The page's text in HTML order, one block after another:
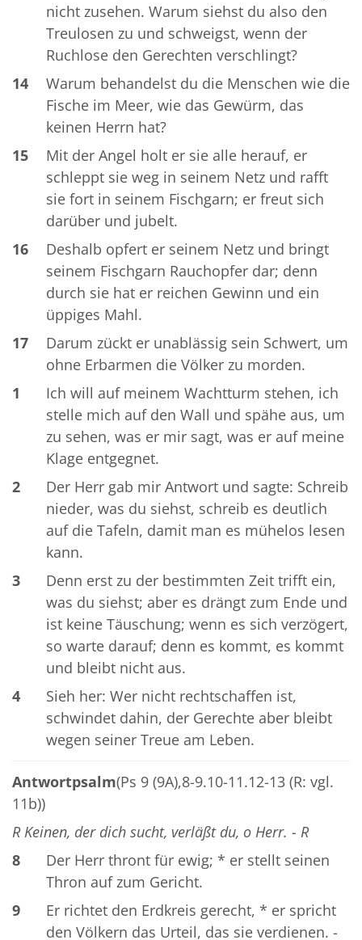
nicht zusehen. Warum siehst du also den
Treulosen zu und schweigst, wenn der
Ruchlose den Gerechten verschlingt?
14
Warum behandelst du die Menschen wie die
Fische im Meer, wie das Gewürm, das
keinen Herrn hat?
15
Mit der Angel holt er sie alle herauf, er
schleppt sie weg in seinem Netz und rafft
sie fort in seinem Fischgarn; er freut sich
darüber und jubelt.
16
Deshalb opfert er seinem Netz und bringt
seinem Fischgarn Rauchopfer dar; denn
durch sie hat er reichen Gewinn und ein
üppiges Mahl.
17
Darum zückt er unablässig sein Schwert, um
ohne Erbarmen die Völker zu morden.
1
Ich will auf meinem Wachtturm stehen, ich
stelle mich auf den Wall und spähe aus, um
zu sehen, was er mir sagt, was er auf meine
Klage entgegnet.
2
Der Herr gab mir Antwort und sagte: Schreib
nieder, was du siehst, schreib es deutlich
auf die Tafeln, damit man es mühelos lesen
kann.
3
Denn erst zu der bestimmten Zeit trifft ein,
was du siehst; aber es drängt zum Ende und
ist keine Täuschung; wenn es sich verzögert,
so warte darauf; denn es kommt, es kommt
und bleibt nicht aus.
4
Sieh her: Wer nicht rechtschaffen ist,
schwindet dahin, der Gerechte aber bleibt
wegen seiner Treue am Leben.
Antwortpsalm(Ps 9 (9A),8-9.10-11.12-13 (R: vgl.
11b))
R Keinen, der dich sucht, verläßt du, o Herr. - R
8
Der Herr thront für ewig; * er stellt seinen
Thron auf zum Gericht.
9
Er richtet den Erdkreis gerecht, * er spricht
den Völkern das Urteil, das sie verdienen. -